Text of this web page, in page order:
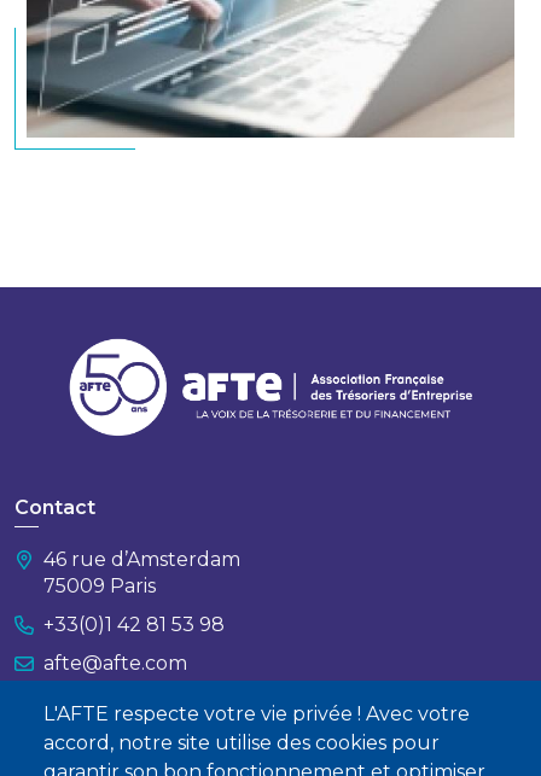
L'AFTE respecte votre vie privée ! Avec votre
accord, notre site utilise des cookies pour
Contact
46 rue d’Amsterdam
75009 Paris
+33(0)1 42 81 53 98
afte@afte.com
Nous contacter